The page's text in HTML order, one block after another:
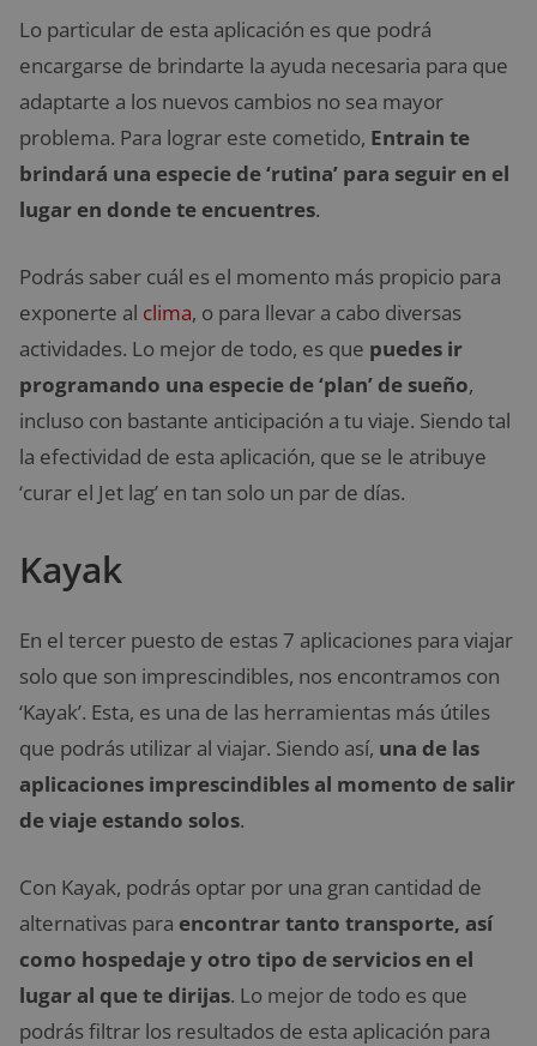
Lo particular de esta aplicación es que podrá
encargarse de brindarte la ayuda necesaria para que
adaptarte a los nuevos cambios no sea mayor
problema. Para lograr este cometido, Entrain te
brindará una especie de ‘rutina’ para seguir en el
lugar en donde te encuentres.
Podrás saber cuál es el momento más propicio para
exponerte al clima, o para llevar a cabo diversas
actividades. Lo mejor de todo, es que puedes ir
programando una especie de ‘plan’ de sueño,
incluso con bastante anticipación a tu viaje. Siendo tal
la efectividad de esta aplicación, que se le atribuye
‘curar el Jet lag’ en tan solo un par de días.
Kayak
En el tercer puesto de estas 7 aplicaciones para viajar
solo que son imprescindibles, nos encontramos con
‘Kayak’. Esta, es una de las herramientas más útiles
que podrás utilizar al viajar. Siendo así, una de las
aplicaciones imprescindibles al momento de salir
de viaje estando solos.
Con Kayak, podrás optar por una gran cantidad de
alternativas para encontrar tanto transporte, así
como hospedaje y otro tipo de servicios en el
lugar al que te dirijas. Lo mejor de todo es que
podrás filtrar los resultados de esta aplicación para